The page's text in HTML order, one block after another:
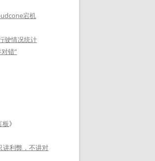
宕机
驶情况统计
错”
板》
讲利弊，不讲对